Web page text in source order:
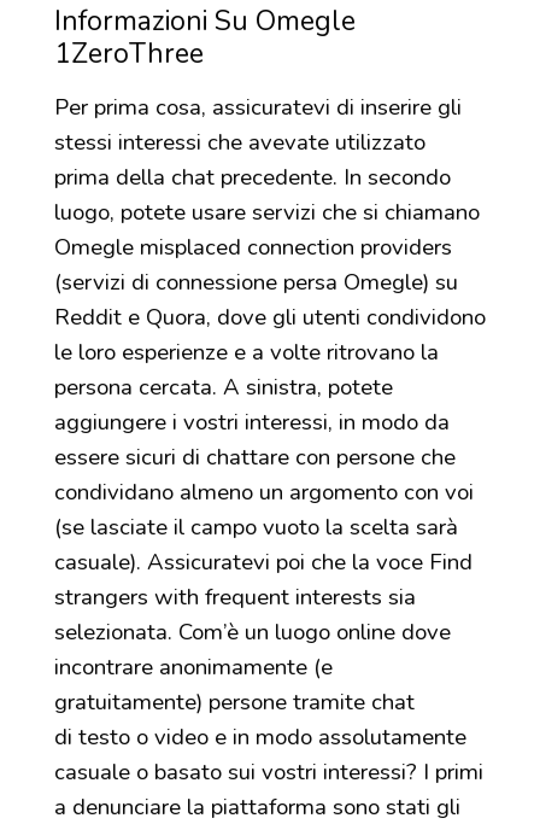
Informazioni Su Omegle
1ZeroThree
Per prima cosa, assicuratevi di inserire gli
stessi interessi che avevate utilizzato
prima della chat precedente. In secondo
luogo, potete usare servizi che si chiamano
Omegle misplaced connection providers
(servizi di connessione persa Omegle) su
Reddit e Quora, dove gli utenti condividono
le loro esperienze e a volte ritrovano la
persona cercata. A sinistra, potete
aggiungere i vostri interessi, in modo da
essere sicuri di chattare con persone che
condividano almeno un argomento con voi
(se lasciate il campo vuoto la scelta sarà
casuale). Assicuratevi poi che la voce Find
strangers with frequent interests sia
selezionata. Com’è un luogo online dove
incontrare anonimamente (e
gratuitamente) persone tramite chat
di testo o video e in modo assolutamente
casuale o basato sui vostri interessi? I primi
a denunciare la piattaforma sono stati gli